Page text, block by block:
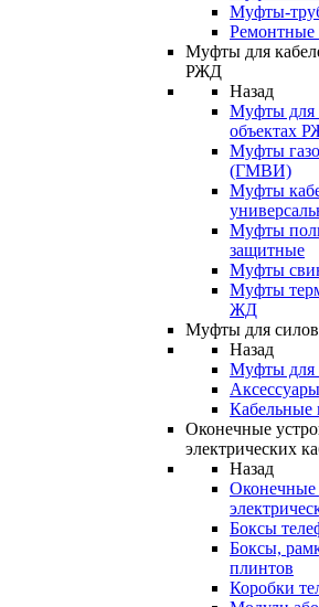
Муфты-
Ремонтные
Муфты для
РЖД
Назад
Муфты для
объектах
Муфты
(ГМВИ)
Муфты
Муфты
защитные
Муфты
Муфты
ЖД
Муфты для
Назад
Муфты для
Оконечные
электрических
Назад
Оконечные
Боксы
Боксы,
плинтов
Коробки